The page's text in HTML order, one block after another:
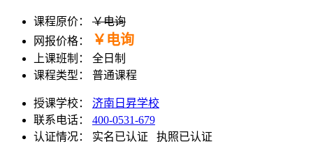
课程原价：
￥电询
网报价格：
￥电询
上课班制：
全日制
课程类型：
普通课程
授课学校：
济南日昇学校
联系电话：
400-0531-679
认证情况：
实名已认证 执照已认证